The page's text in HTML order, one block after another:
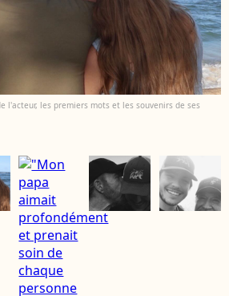
l'acteur, les premiers mots et les souvenirs de ses